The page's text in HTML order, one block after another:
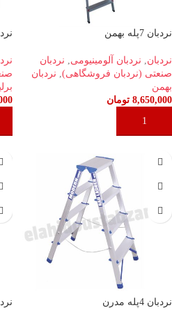
نردبان 7پله بهمن
نردبان, نردبان آلومینیومی, نردبان
صنعتی (نردبان فروشگاهی), نردبان
بهمن
8,650,000 تومان
افزودن به سبد خرید
نردبان 3
نردبان 4پله مدرن نردبان